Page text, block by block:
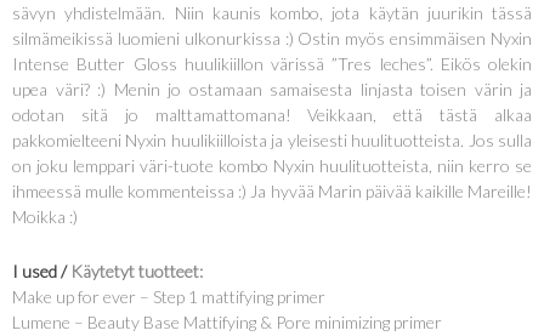
sävyn yhdistelmään. Niin kaunis kombo, jota käytän juurikin tässä
silmämeikissä luomieni ulkonurkissa :) Ostin myös ensimmäisen Nyxin
Intense Butter Gloss huulikiillon värissä ”Tres leches”. Eikös olekin
upea väri? :) Menin jo ostamaan samaisesta linjasta toisen värin ja
odotan sitä jo malttamattomana! Veikkaan, että tästä alkaa
pakkomielteeni Nyxin huulikiilloista ja yleisesti huulituotteista. Jos sulla
on joku lemppari väri-tuote kombo Nyxin huulituotteista, niin kerro se
ihmeessä mulle kommenteissa :) Ja hyvää Marin päivää kaikille Mareille!
Moikka :)
I used / Käytetyt tuotteet:
Make up for ever – Step 1 mattifying primer
Lumene – Beauty Base Mattifying & Pore minimizing primer